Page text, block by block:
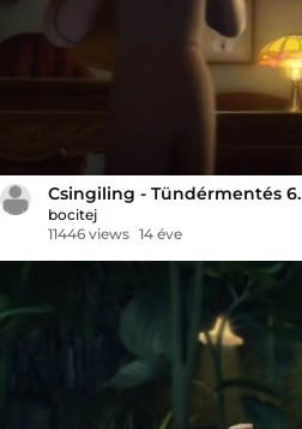
Csingiling - Tündérmentés 6.
bocitej
11446 views 14 éve